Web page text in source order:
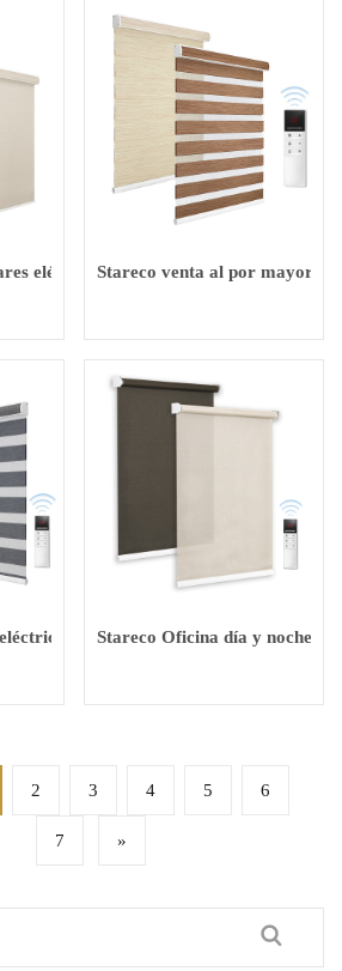
eléctricos persianas inteligentes WiFi
Stareco venta al por mayor de
inteligentes de alta calidad
Stareco Oficina día y noche
2 3 4 5 6
7 »